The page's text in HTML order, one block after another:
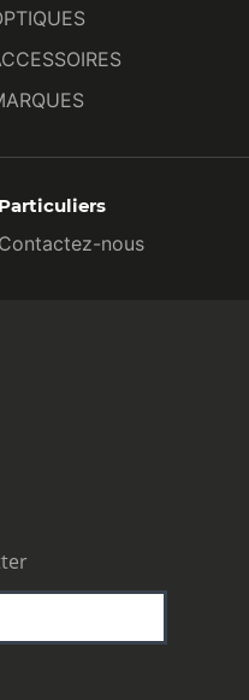
Particuliers
Contactez-nous